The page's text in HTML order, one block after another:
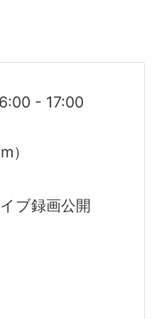
- 17:00
）
ブ録画公開